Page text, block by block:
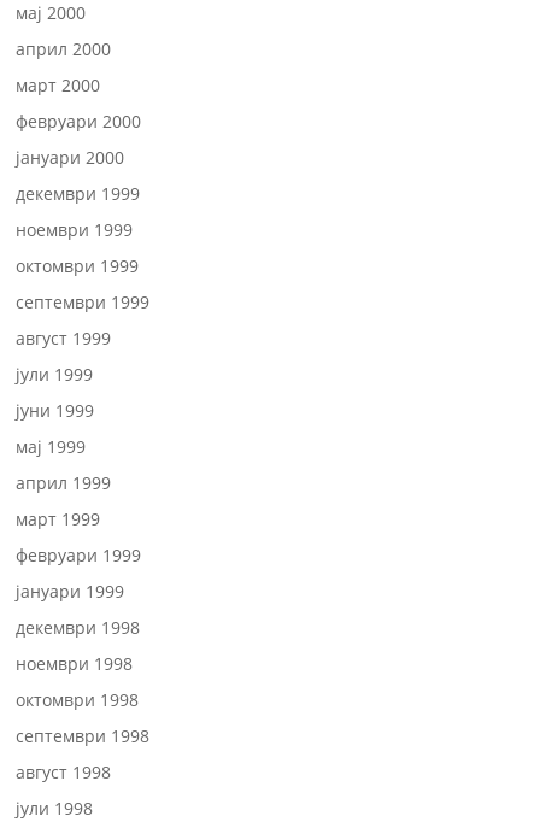
мај 2000
април 2000
март 2000
февруари 2000
јануари 2000
декември 1999
ноември 1999
октомври 1999
септември 1999
август 1999
јули 1999
јуни 1999
мај 1999
април 1999
март 1999
февруари 1999
јануари 1999
декември 1998
ноември 1998
октомври 1998
септември 1998
август 1998
јули 1998